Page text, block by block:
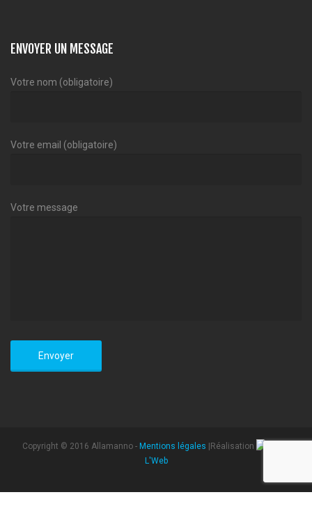
ENVOYER UN MESSAGE
Votre nom (obligatoire)
Votre email (obligatoire)
Votre message
Copyright © 2016 Allamanno - Mentions légales |Réalisation
L'Web